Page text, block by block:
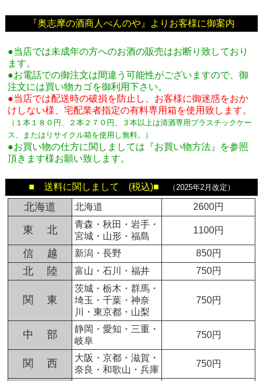
『奥志摩の酒商人べんのや』よりお客様に御案内
●当店では未成年の方へのお酒の販売はお断り致しており
ます。
●お電話での御注文は間違う可能性がございますので、御
注文には買い物カゴを御利用下さい。
●当店では配送時の破損を防止し、お客様に御迷惑をおか
けしない様、宅配業者指定の有料専用箱を使用致します。
（１本１８０円、２本２７０円、３本以上は清酒専用プラスチックケー
ス、またはリサイクル箱を使用し無料。
）
●お買い物の仕方に関しましては『お買い物方法』を参照
頂きます様お願い致します。
■ 送料に関しまして (税込)■ （2025年2月改定）
北海道 北海道 2600円
東 北
青森・秋田・岩手・
宮城・山形・福島
1100円
信 越 新潟・長野 850円
北 陸 富山・石川・福井 750円
関 東
茨城・栃木・群馬・
埼玉・千葉・神奈
川・東京都・山梨
750円
中 部
静岡・愛知・三重・
岐阜
750円
関 西
大阪・京都・滋賀・
奈良・和歌山・兵庫
750円